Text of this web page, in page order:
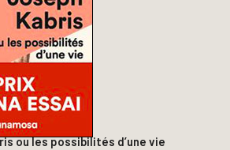
ou les possibilités d’une vie